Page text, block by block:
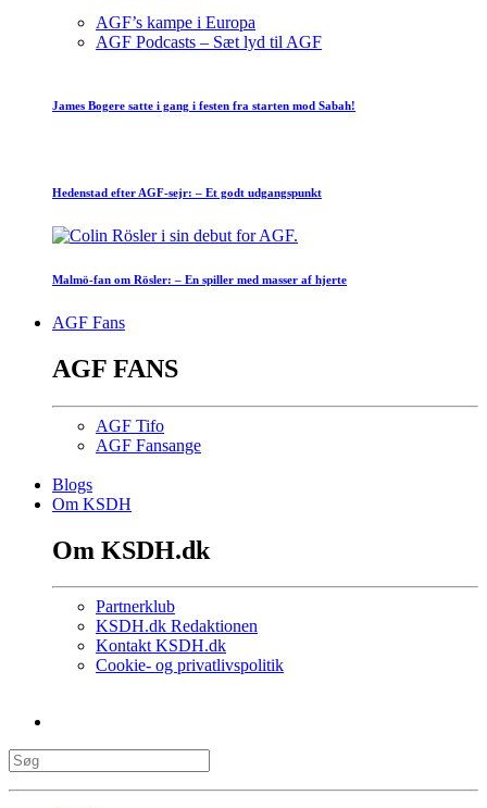
AGF’s kampe i Europa
AGF Podcasts – Sæt lyd til AGF
James Bogere satte i gang i festen fra starten mod Sabah!
Hedenstad efter AGF-sejr: – Et godt udgangspunkt
Malmö-fan om Rösler: – En spiller med masser af hjerte
AGF Fans
AGF FANS
AGF Tifo
AGF Fansange
Blogs
Om KSDH
Om KSDH.dk
Partnerklub
KSDH.dk Redaktionen
Kontakt KSDH.dk
Cookie- og privatlivspolitik